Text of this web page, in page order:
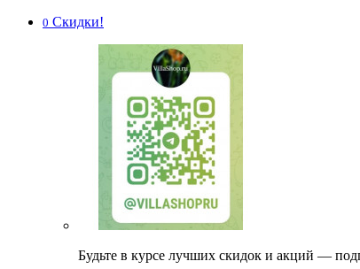
0 Скидки!
Будьте в курсе лучших скидок и акций —